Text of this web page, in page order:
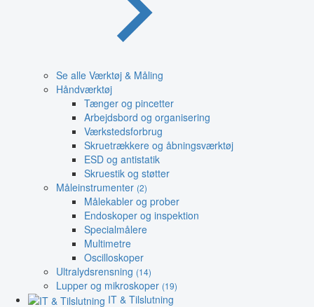
Se alle Værktøj & Måling
Håndværktøj
Tænger og pincetter
Arbejdsbord og organisering
Værkstedsforbrug
Skruetrækkere og åbningsværktøj
ESD og antistatik
Skruestik og støtter
Måleinstrumenter (2)
Målekabler og prober
Endoskoper og inspektion
Specialmålere
Multimetre
Oscilloskoper
Ultralydsrensning (14)
Lupper og mikroskoper (19)
IT & Tilslutning